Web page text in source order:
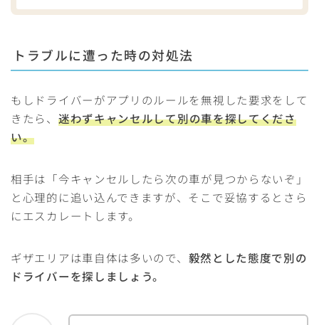
トラブルに遭った時の対処法
もしドライバーがアプリのルールを無視した要求をして
きたら、 迷わずキャンセルして別の車を探してくださ
い。
相手は「今キャンセルしたら次の車が見つからないぞ」
と心理的に追い込んできますが、そこで妥協するとさら
にエスカレートします。
ギザエリアは車自体は多いので、 毅然とした態度で別の
ドライバーを探しましょう。